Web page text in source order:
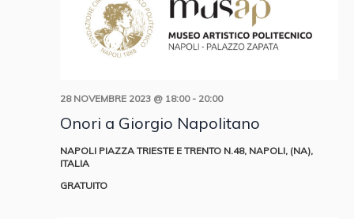
Onori a Giorgio Napolitano
28 NOVEMBRE 2023 @ 18:00- 20:00
NAPOLI PIAZZA TRIESTE E TRENTO N.48, NAPOLI, (NA),
ITALIA
GRATUITO